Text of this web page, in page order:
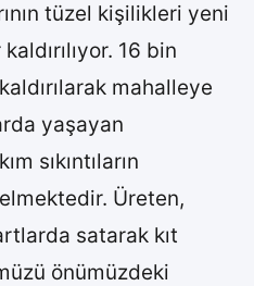
tüzel kişilikleri yeni
16 bin
mahalleye
yaşayan
sıkıntıların
Üreten,
satarak kıt
önümüzdeki